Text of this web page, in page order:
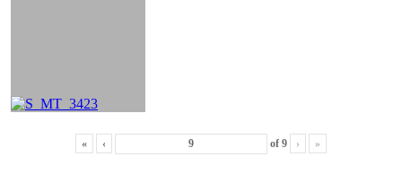
« ‹ of 9 › »